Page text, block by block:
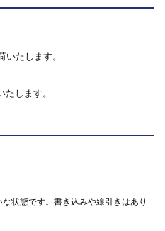
いたします。
します。
状態です。書き込みや線引きはあり